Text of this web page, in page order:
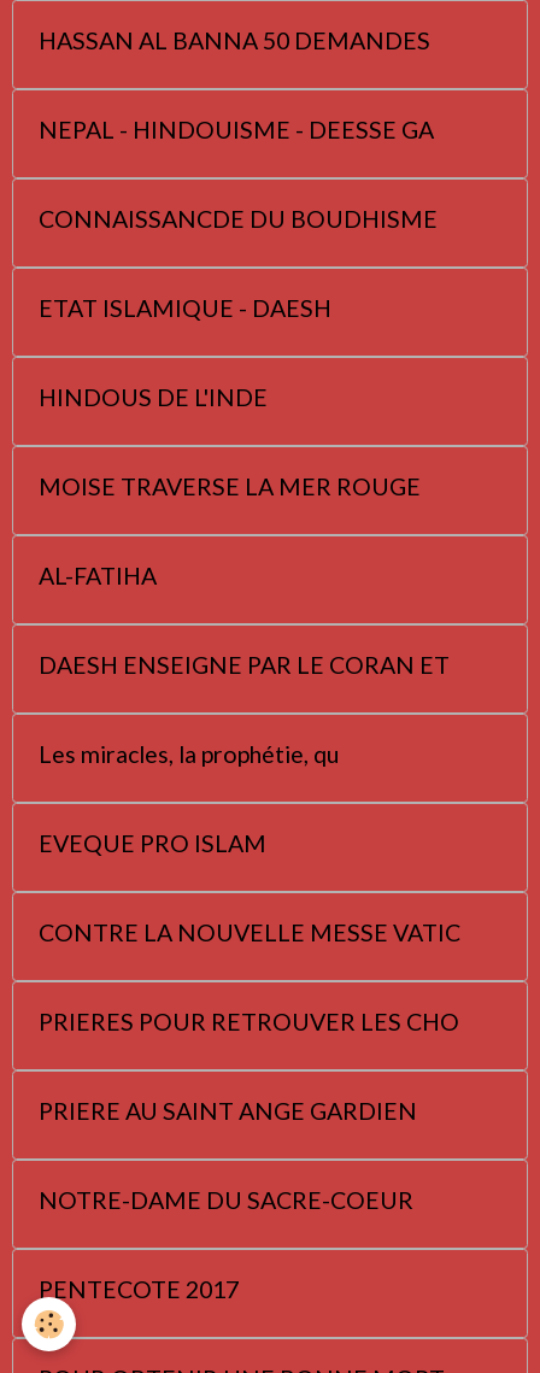
HASSAN AL BANNA 50 DEMANDES
NEPAL - HINDOUISME - DEESSE GA
CONNAISSANCDE DU BOUDHISME
ETAT ISLAMIQUE - DAESH
HINDOUS DE L'INDE
MOISE TRAVERSE LA MER ROUGE
AL-FATIHA
DAESH ENSEIGNE PAR LE CORAN ET
Les miracles, la prophétie, qu
EVEQUE PRO ISLAM
CONTRE LA NOUVELLE MESSE VATIC
PRIERES POUR RETROUVER LES CHO
PRIERE AU SAINT ANGE GARDIEN
NOTRE-DAME DU SACRE-COEUR
PENTECOTE 2017